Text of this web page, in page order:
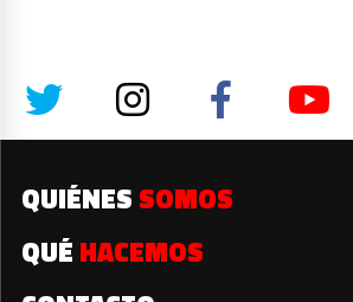
QUIÉNES SOMOS
QUÉ HACEMOS